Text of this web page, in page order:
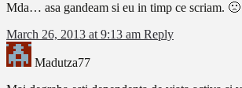
Mda… asa gandeam si eu in timp ce scriam. 🙁
March 26, 2013 at 9:13 am Reply
Madutza77